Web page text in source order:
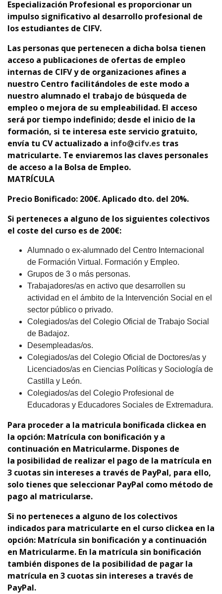
Especialización Profesional es proporcionar un
impulso significativo al desarrollo profesional de
los estudiantes de CIFV.
Las personas que pertenecen a dicha bolsa tienen
acceso a publicaciones de ofertas de empleo
internas de CIFV y de organizaciones afines a
nuestro Centro facilitándoles de este modo a
nuestro alumnado el trabajo de búsqueda de
empleo o mejora de su empleabilidad. El acceso
será por tiempo indefinido; desde el inicio de la
formación, si te interesa este servicio gratuito,
envía tu CV actualizado a info@cifv.es tras
matricularte. Te enviaremos las claves personales
de acceso a la Bolsa de Empleo.
MATRÍCULA
Precio Bonificado: 200€. Aplicado dto. del 20%.
Si perteneces a alguno de los siguientes colectivos
el coste del curso es de 200€:
Alumnado o ex-alumnado del Centro Internacional
de Formación Virtual. Formación y Empleo.
Grupos de 3 o más personas.
Trabajadores/as en activo que desarrollen su
actividad en el ámbito de la Intervención Social en el
sector público o privado.
Colegiados/as del Colegio Oficial de Trabajo Social
de Badajoz.
Desempleadas/os.
Colegiados/as del Colegio Oficial de Doctores/as y
Licenciados/as en Ciencias Políticas y Sociología de
Castilla y León.
Colegiados/as del Colegio Profesional de
Educadoras y Educadores Sociales de Extremadura.
Para proceder a la matricula bonificada clickea en
la opción: Matrícula con bonificación y a
continuación en Matricularme. Dispones de
la posibilidad de realizar el pago de la matrícula en
3 cuotas sin intereses a través de PayPal, para ello,
solo tienes que seleccionar PayPal como método de
pago al matricularse.
Si no perteneces a alguno de los colectivos
indicados para matricularte en el curso clickea en la
opción: Matrícula sin bonificación y a continuación
en Matricularme. En la matrícula sin bonificación
también dispones de la posibilidad de pagar la
matrícula en 3 cuotas sin intereses a través de
PayPal.